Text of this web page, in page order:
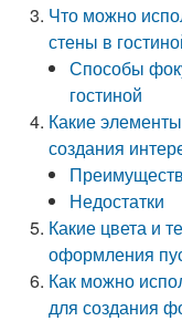
Что можно
стены в
Способы
гостиной
Какие
создания
Недостатки
Какие цвета и
оформления
Как можно
для создания